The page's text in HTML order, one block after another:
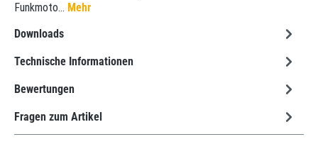
Funkmoto… Mehr
Downloads
Technische Informationen
Bewertungen
Fragen zum Artikel